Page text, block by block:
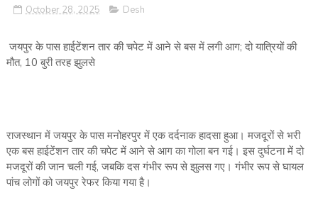
October 28, 2025 Desh
जयपुर के पास हाईटेंशन तार की चपेट में आने से बस में लगी आग; दो यात्रियों की
मौत, 10 बुरी तरह झुलसे
राजस्थान में जयपुर के पास मनोहरपुर में एक दर्दनाक हादसा हुआ। मजदूरों से भरी
एक बस हाईटेंशन तार की चपेट में आने से आग का गोला बन गई। इस दुर्घटना में दो
मजदूरों की जान चली गई, जबकि दस गंभीर रूप से झुलस गए। गंभीर रूप से घायल
पांच लोगों को जयपुर रेफर किया गया है।